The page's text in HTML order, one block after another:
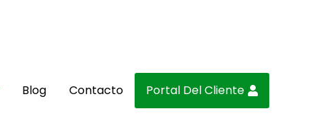
Blog Contacto Portal Del Cliente